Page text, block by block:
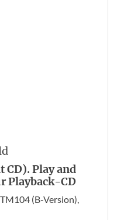
CD). Play and
Playback-CD
(B-Version),